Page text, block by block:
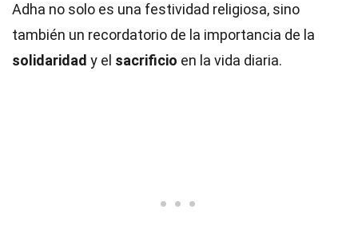
Adha no solo es una festividad religiosa, sino
también un recordatorio de la importancia de la
solidaridad y el sacrificio en la vida diaria.